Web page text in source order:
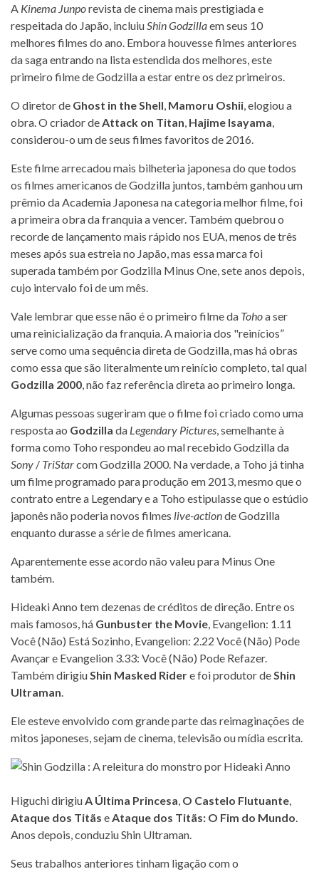
A Kinema Junporevista de cinema mais prestigiada e
respeitada do Japão, incluiu Shin Godzillaem seus 10
melhores filmes do ano. Embora houvesse filmes anteriores
da saga entrando na lista estendida dos melhores, este
primeiro filme de Godzilla a estar entre os dez primeiros.
O diretor de Ghost in the Shell Mamoru Oshii , elogiou a
obra. O criador de Attack on Titan Hajime Isayama
considerou-o um de seus filmes favoritos de 2016.
Este filme arrecadou mais bilheteria japonesa do que todos
os filmes americanos de Godzilla juntos, também ganhou um
prêmio da Academia Japonesa na categoria melhor filme, foi
a primeira obra da franquia a vencer. Também quebrou o
recorde de lançamento mais rápido nos EUA, menos de três
meses após sua estreia no Japão, mas essa marca foi
superada também por Godzilla Minus One, sete anos depois,
cujo intervalo foi de um mês.
Vale lembrar que esse não é o primeiro filme da Tohoa ser
uma reinicialização da franquia. A maioria dos "reinícios”
serve como uma sequência direta de Godzilla, mas há obras
como essa que são literalmente um reinício completo, tal qual
Godzilla 2000 , não faz referência direta ao primeiro longa.
Algumas pessoas sugeriram que o filme foi criado como uma
resposta ao Godzilla da Legendary Pictures , semelhante à
forma como Toho respondeu ao mal recebido Godzilla da
Sony / TriStarcom Godzilla 2000. Na verdade, a Toho já tinha
um filme programado para produção em 2013, mesmo que o
contrato entre a Legendary e a Toho estipulasse que o estúdio
japonês não poderia novos filmes live-actionde Godzilla
enquanto durasse a série de filmes americana.
Aparentemente esse acordo não valeu para Minus One
também.
Hideaki Anno tem dezenas de créditos de direção. Entre os
mais famosos, há Gunbuster the Movie , Evangelion: 1.11
Você (Não) Está Sozinho, Evangelion: 2.22 Você (Não) Pode
Avançar e Evangelion 3.33: Você (Não) Pode Refazer.
Também dirigiu Shin Masked Ridere foi produtor de Shin
Ultraman
Ele esteve envolvido com grande parte das reimaginações de
mitos japoneses, sejam de cinema, televisão ou mídia escrita.
Higuchi dirigiu A Última Princesa O Castelo Flutuante
Ataque dos Titãs e Ataque dos Titãs: O Fim do Mundo
Anos depois, conduziu Shin Ultraman.
Seus trabalhos anteriores tinham ligação com o